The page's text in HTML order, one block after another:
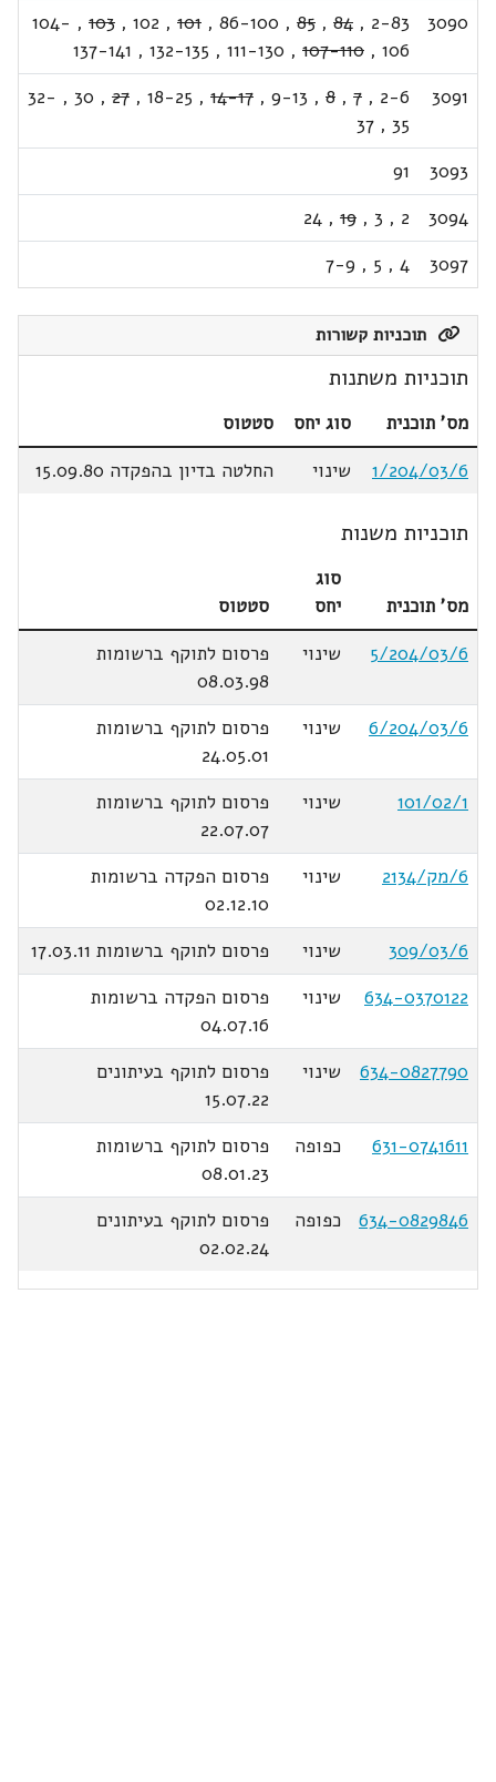
3090
2-83
,
84
,
85
,
86-100
,
101
,
102
,
103
,
104-
106
,
107-110
,
111-130
,
132-135
,
137-141
3091
2-6
,
7
,
8
,
9-13
,
14-17
,
18-25
,
27
,
30
,
32-
35
,
37
3093
91
3094
2
,
3
,
19
,
24
3097
4
,
5
,
7-9
תוכניות קשורות
תוכניות משתנות
מס' תוכנית סוג יחס
סטטוס
1/204/03/6
שינוי החלטה בדיון בהפקדה 15.09.80
תוכניות משנות
מס' תוכנית
סוג
יחס
סטטוס
5/204/03/6
שינוי
פרסום לתוקף ברשומות
08.03.98
6/204/03/6
שינוי
פרסום לתוקף ברשומות
24.05.01
101/02/1
שינוי
פרסום לתוקף ברשומות
22.07.07
6/מק/2134
שינוי
פרסום הפקדה ברשומות
02.12.10
309/03/6
שינוי
פרסום לתוקף ברשומות 17.03.11
634-0370122
שינוי
פרסום הפקדה ברשומות
04.07.16
634-0827790
שינוי
פרסום לתוקף בעיתונים
15.07.22
631-0741611
כפופה
פרסום לתוקף ברשומות
08.01.23
634-0829846
כפופה
פרסום לתוקף בעיתונים
02.02.24